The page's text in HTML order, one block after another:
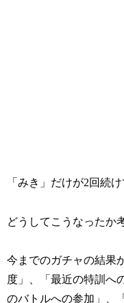
「みき」だけが2回続け
どうしてこうなったか
今までのガチャの結果
度」、「最近の特訓へ
のバトルへの参加」、